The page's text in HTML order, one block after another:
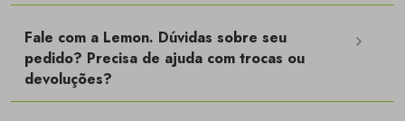
Fale com a Lemon. Dúvidas sobre seu
pedido? Precisa de ajuda com trocas ou
devoluções?